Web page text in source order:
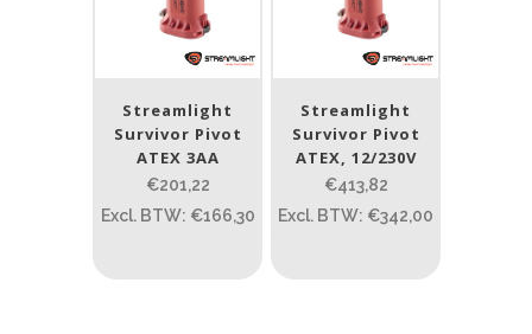
Streamlight
Survivor Pivot
ATEX 3AA
€201,22
Excl. BTW: €166,30
Streamlight
Survivor Pivot
ATEX, 12/230V
€413,82
Excl. BTW: €342,00